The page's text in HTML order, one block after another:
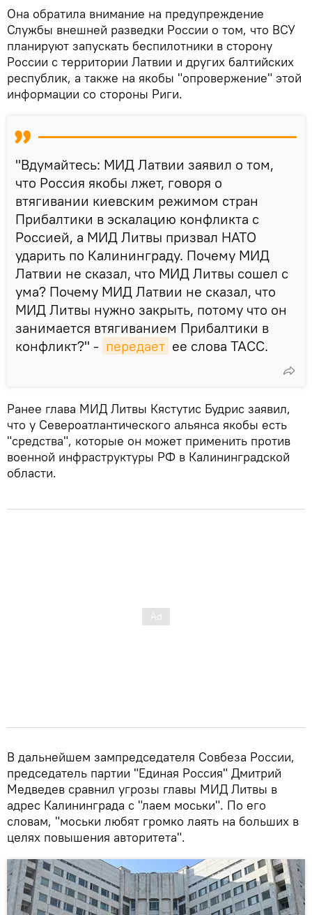
Она обратила внимание на предупреждение
Службы внешней разведки России о том, что ВСУ
планируют запускать беспилотники в сторону
России с территории Латвии и других балтийских
республик, а также на якобы "опровержение" этой
информации со стороны Риги.
"Вдумайтесь: МИД Латвии заявил о том,
что Россия якобы лжет, говоря о
втягивании киевским режимом стран
Прибалтики в эскалацию конфликта с
Россией, а МИД Литвы призвал НАТО
ударить по Калининграду. Почему МИД
Латвии не сказал, что МИД Литвы сошел с
ума? Почему МИД Латвии не сказал, что
МИД Литвы нужно закрыть, потому что он
занимается втягиванием Прибалтики в
конфликт?" - передает ее слова ТАСС.
Ранее глава МИД Литвы Кястутис Будрис заявил,
что у Североатлантического альянса якобы есть
"средства", которые он может применить против
военной инфраструктуры РФ в Калининградской
области.
В дальнейшем зампредседателя Совбеза России,
председатель партии "Единая Россия" Дмитрий
Медведев сравнил угрозы главы МИД Литвы в
адрес Калининграда с "лаем моськи". По его
словам, "моськи любят громко лаять на больших в
целях повышения авторитета".